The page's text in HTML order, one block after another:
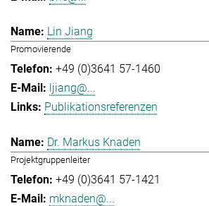
Lin Jiang
Promovierende
+49 (0)3641 57-1460
ljiang@...
Publikationsreferenzen
Dr. Markus Knaden
Projektgruppenleiter
+49 (0)3641 57-1421
mknaden@...